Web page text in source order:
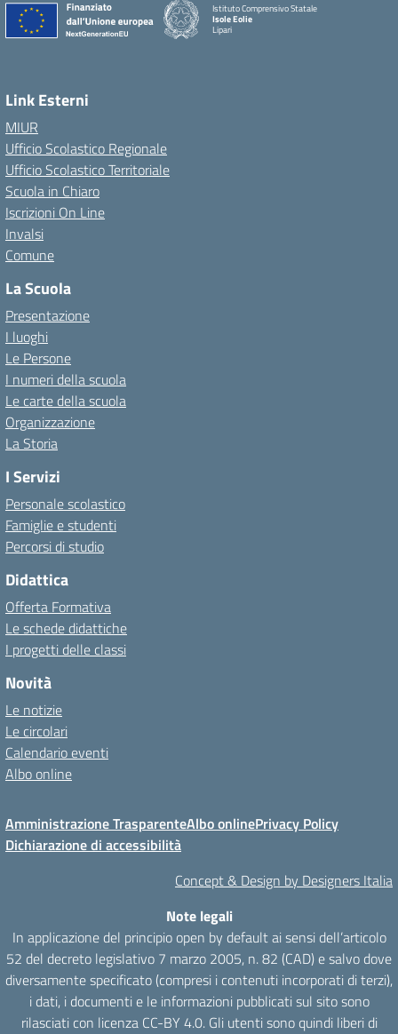
Istituto Comprensivo Statale
Isole Eolie
Lipari
Link Esterni
MIUR
Ufficio Scolastico Regionale
Ufficio Scolastico Territoriale
Scuola in Chiaro
Iscrizioni On Line
Invalsi
Comune
La Scuola
Presentazione
I luoghi
Le Persone
I numeri della scuola
Le carte della scuola
Organizzazione
La Storia
I Servizi
Personale scolastico
Famiglie e studenti
Percorsi di studio
Didattica
Offerta Formativa
Le schede didattiche
I progetti delle classi
Novità
Le notizie
Le circolari
Calendario eventi
Albo online
Amministrazione TrasparenteAlbo onlinePrivacy Policy
Dichiarazione di accessibilità
Concept & Design by Designers Italia
Note legali
In applicazione del principio open by default ai sensi dell’articolo
52 del decreto legislativo 7 marzo 2005, n. 82 (CAD) e salvo dove
diversamente specificato (compresi i contenuti incorporati di terzi),
i dati, i documenti e le informazioni pubblicati sul sito sono
rilasciati con licenza CC-BY 4.0. Gli utenti sono quindi liberi di